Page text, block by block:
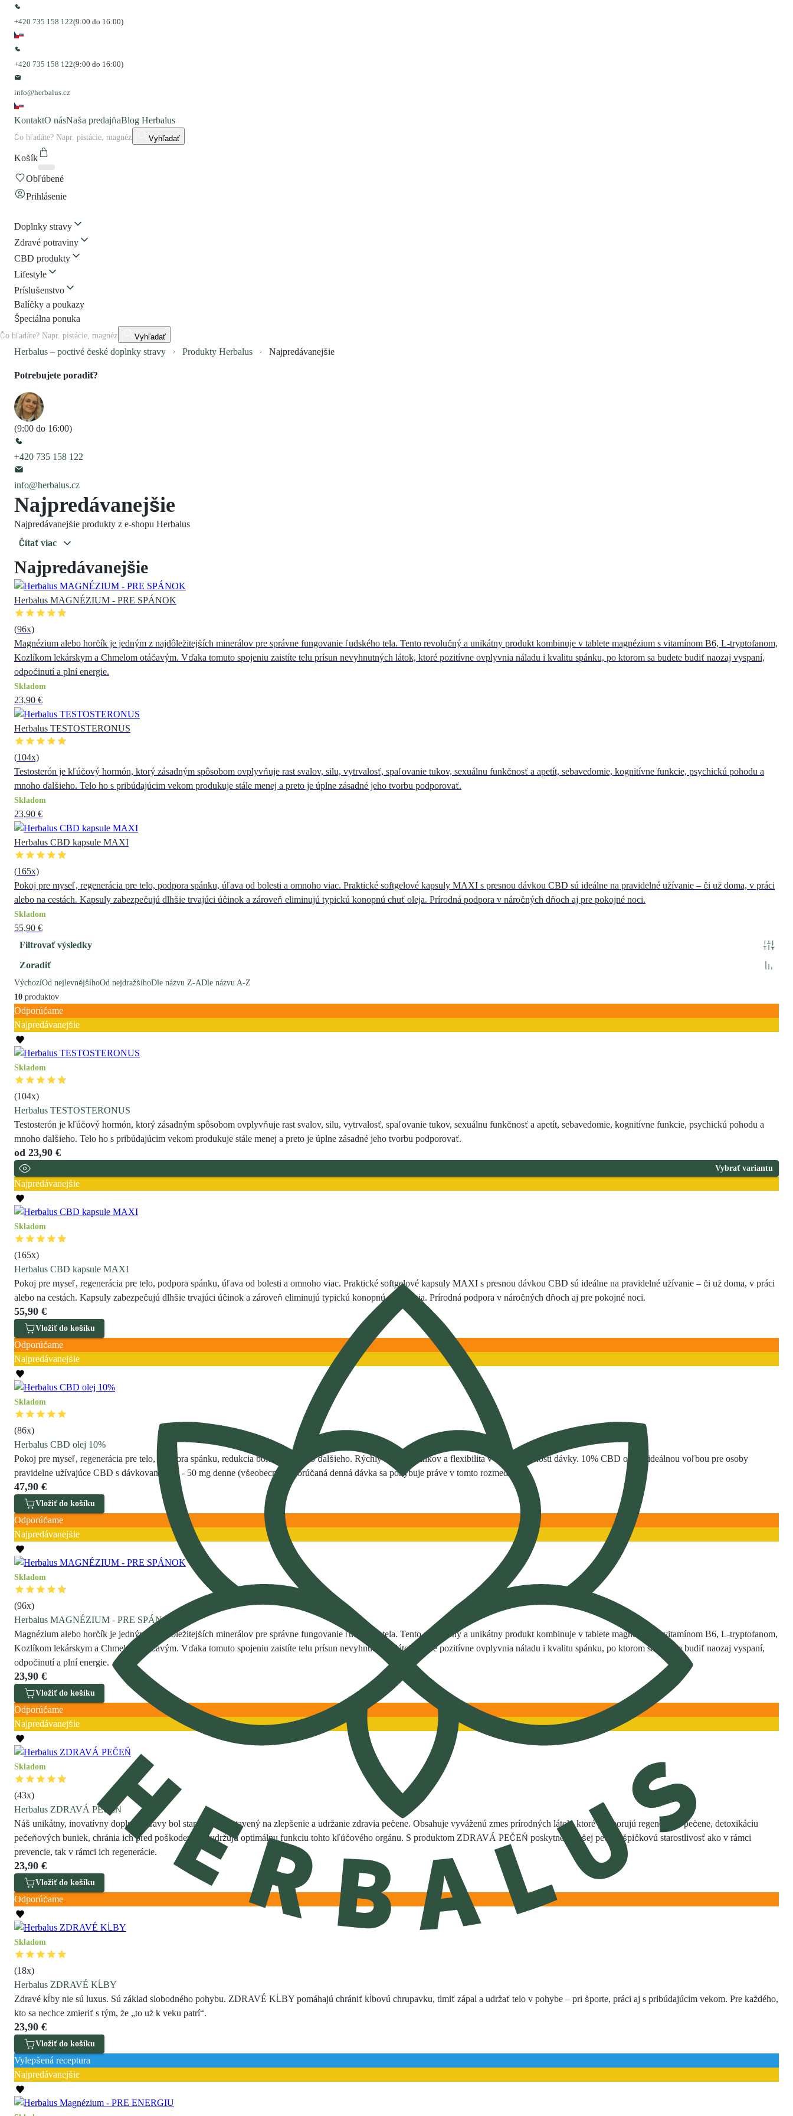
+420 735 158 122(9:00 do 16:00)
+420 735 158 122(9:00 do 16:00)
info@herbalus.cz
KontaktO násNaša predajňaBlog Herbalus
Vyhľadať
Košík
Obľúbené
Prihlásenie
Doplnky stravy
Zdravé potraviny
CBD produkty
Lifestyle
Príslušenstvo
Balíčky a poukazy
Špeciálna ponuka
Vyhľadať
Herbalus – poctivé české doplnky stravy Produkty Herbalus Najpredávanejšie
Potrebujete poradiť?
(9:00 do 16:00)
+420 735 158 122
info@herbalus.cz
Najpredávanejšie
Najpredávanejšie produkty z e-shopu Herbalus
Čítať viac
Najpredávanejšie
Herbalus MAGNÉZIUM - PRE SPÁNOK
(96x)
Magnézium alebo horčík je jedným z najdôležitejších minerálov pre správne fungovanie ľudského tela. Tento revolučný a unikátny produkt kombinuje v tablete magnézium s vitamínom B6, L-tryptofanom,
Kozlíkom lekárskym a Chmelom otáčavým. Vďaka tomuto spojeniu zaistíte telu prísun nevyhnutných látok, ktoré pozitívne ovplyvnia náladu i kvalitu spánku, po ktorom sa budete budiť naozaj vyspaní,
odpočinutí a plní energie.
Skladom
23,90 €
Herbalus TESTOSTERONUS
(104x)
Testosterón je kľúčový hormón, ktorý zásadným spôsobom ovplyvňuje rast svalov, silu, vytrvalosť, spaľovanie tukov, sexuálnu funkčnosť a apetít, sebavedomie, kognitívne funkcie, psychickú pohodu a
mnoho ďalšieho. Telo ho s pribúdajúcim vekom produkuje stále menej a preto je úplne zásadné jeho tvorbu podporovať.
Skladom
23,90 €
Herbalus CBD kapsule MAXI
(165x)
Pokoj pre myseľ, regenerácia pre telo, podpora spánku, úľava od bolesti a omnoho viac. Praktické softgelové kapsuly MAXI s presnou dávkou CBD sú ideálne na pravidelné užívanie – či už doma, v práci
alebo na cestách. Kapsuly zabezpečujú dlhšie trvajúci účinok a zároveň eliminujú typickú konopnú chuť oleja. Prírodná podpora v náročných dňoch aj pre pokojné noci.
Skladom
55,90 €
Filtrovať výsledky
Zoradiť
VýchozíOd nejlevnějšíhoOd nejdražšíhoDle názvu Z-ADle názvu A-Z
10 produktov
Odporúčame
Najpredávanejšie
Skladom
(104x)
Herbalus TESTOSTERONUS
Testosterón je kľúčový hormón, ktorý zásadným spôsobom ovplyvňuje rast svalov, silu, vytrvalosť, spaľovanie tukov, sexuálnu funkčnosť a apetít, sebavedomie, kognitívne funkcie, psychickú pohodu a
mnoho ďalšieho. Telo ho s pribúdajúcim vekom produkuje stále menej a preto je úplne zásadné jeho tvorbu podporovať.
od 23,90 €
Vybrať variantu
Najpredávanejšie
Skladom
(165x)
Herbalus CBD kapsule MAXI
Pokoj pre myseľ, regenerácia pre telo, podpora spánku, úľava od bolesti a omnoho viac. Praktické softgelové kapsuly MAXI s presnou dávkou CBD sú ideálne na pravidelné užívanie – či už doma, v práci
alebo na cestách. Kapsuly zabezpečujú dlhšie trvajúci účinok a zároveň eliminujú typickú konopnú chuť oleja. Prírodná podpora v náročných dňoch aj pre pokojné noci.
55,90 €
Vložiť do košíku
Odporúčame
Najpredávanejšie
Skladom
(86x)
Herbalus CBD olej 10%
Pokoj pre myseľ, regenerácia pre telo, podpora spánku, redukcia bolesti a mnoho ďalšieho. Rýchlý nástup účinkov a flexibilita v škálovateľnosti dávky. 10% CBD olej je ideálnou voľbou pre osoby
pravidelne užívajúce CBD s dávkovaním 20 - 50 mg denne (všeobecná odporúčaná denná dávka sa pohybuje práve v tomto rozmedzí).
47,90 €
Vložiť do košíku
Odporúčame
Najpredávanejšie
Skladom
(96x)
Herbalus MAGNÉZIUM - PRE SPÁNOK
Magnézium alebo horčík je jedným z najdôležitejších minerálov pre správne fungovanie ľudského tela. Tento revolučný a unikátny produkt kombinuje v tablete magnézium s vitamínom B6, L-tryptofanom,
Kozlíkom lekárskym a Chmelom otáčavým. Vďaka tomuto spojeniu zaistíte telu prísun nevyhnutných látok, ktoré pozitívne ovplyvnia náladu i kvalitu spánku, po ktorom sa budete budiť naozaj vyspaní,
odpočinutí a plní energie.
23,90 €
Vložiť do košíku
Odporúčame
Najpredávanejšie
Skladom
(43x)
Herbalus ZDRAVÁ PEČEŇ
Náš unikátny, inovatívny doplnok stravy bol starostlivo zostavený na zlepšenie a udržanie zdravia pečene. Obsahuje vyváženú zmes prírodných látok, ktoré podporujú regeneráciu pečene, detoxikáciu
pečeňových buniek, chránia ich pred poškodením a udržujú optimálnu funkciu tohto kľúčového orgánu. S produktom ZDRAVÁ PEČEŇ poskytnete vašej pečeni špičkovú starostlivosť ako v rámci
prevencie, tak v rámci ich regenerácie.
23,90 €
Vložiť do košíku
Odporúčame
Skladom
(18x)
Herbalus ZDRAVÉ KĹBY
Zdravé kĺby nie sú luxus. Sú základ slobodného pohybu. ZDRAVÉ KĹBY pomáhajú chrániť kĺbovú chrupavku, tlmiť zápal a udržať telo v pohybe – pri športe, práci aj s pribúdajúcim vekom. Pre každého,
kto sa nechce zmieriť s tým, že „to už k veku patrí“.
23,90 €
Vložiť do košíku
Vylepšená receptura
Najpredávanejšie